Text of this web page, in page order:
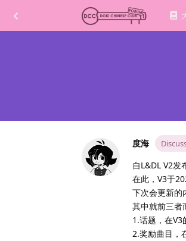
度海
自L&DL V2
在此，V3于
下次会更新的
其中就前三者
1.话题，在
2.奖励曲目，